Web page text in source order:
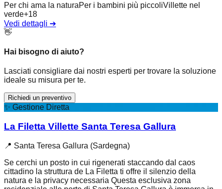
Per chi ama la naturaPer i bambini più piccoliVillette nel
verde+18
Vedi dettagli ➔
👋
Hai bisogno di aiuto?
Lasciati consigliare dai nostri esperti per trovare la soluzione
ideale su misura per te.
Richiedi un preventivo
✨ Gestione Diretta
La Filetta Villette Santa Teresa Gallura
📍 Santa Teresa Gallura (Sardegna)
Se cerchi un posto in cui rigenerati staccando dal caos
cittadino la struttura de La Filetta ti offre il silenzio della
natura e la privacy necessaria Questa esclusiva zona